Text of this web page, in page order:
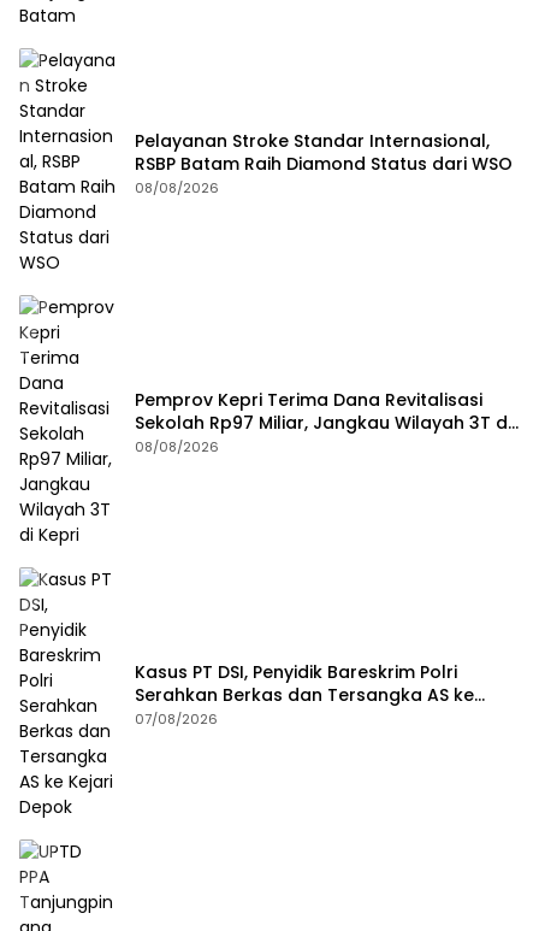
Pelayanan Stroke Standar Internasional,
RSBP Batam Raih Diamond Status dari WSO
08/08/2026
Pemprov Kepri Terima Dana Revitalisasi
Sekolah Rp97 Miliar, Jangkau Wilayah 3T di
Kepri
08/08/2026
Kasus PT DSI, Penyidik Bareskrim Polri
Serahkan Berkas dan Tersangka AS ke
Kejari Depok
07/08/2026